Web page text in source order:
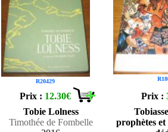
R20429
Prix : 12.30€
Tobie Lolness
Timothée de Fombelle
Prix :
prophètes